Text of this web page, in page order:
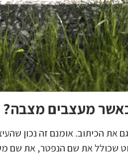
מעצבים מצבה?
את הכיתוב. אומנם זה נכון
שכולל את שם הנפטר, את שם